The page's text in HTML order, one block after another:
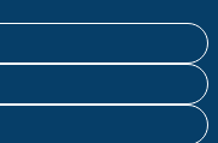
留一切版權。